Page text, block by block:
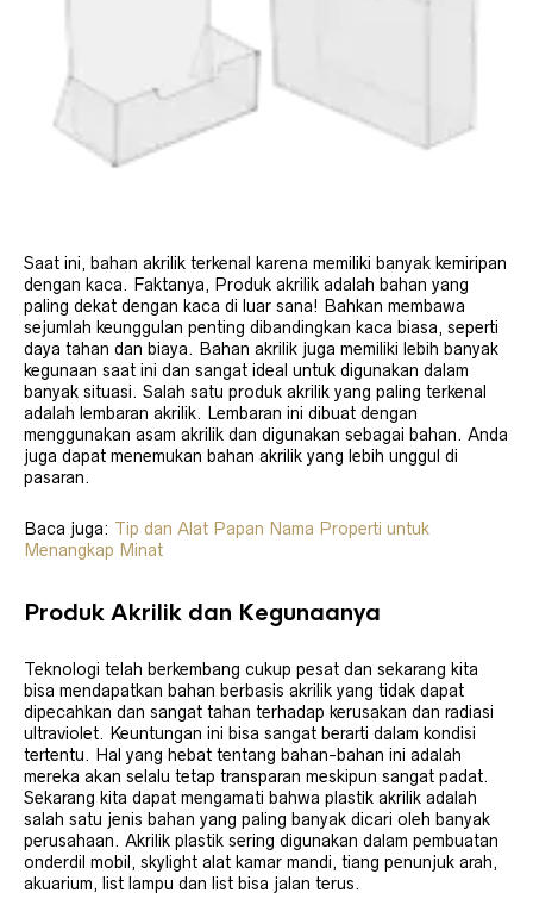
Saat ini, bahan akrilik terkenal karena memiliki banyak kemiripan
dengan kaca. Faktanya, Produk akrilik adalah bahan yang
paling dekat dengan kaca di luar sana! Bahkan membawa
sejumlah keunggulan penting dibandingkan kaca biasa, seperti
daya tahan dan biaya. Bahan akrilik juga memiliki lebih banyak
kegunaan saat ini dan sangat ideal untuk digunakan dalam
banyak situasi. Salah satu produk akrilik yang paling terkenal
adalah lembaran akrilik. Lembaran ini dibuat dengan
menggunakan asam akrilik dan digunakan sebagai bahan. Anda
juga dapat menemukan bahan akrilik yang lebih unggul di
pasaran.
Baca juga: Tip dan Alat Papan Nama Properti untuk
Menangkap Minat
Produk Akrilik dan Kegunaanya
Teknologi telah berkembang cukup pesat dan sekarang kita
bisa mendapatkan bahan berbasis akrilik yang tidak dapat
dipecahkan dan sangat tahan terhadap kerusakan dan radiasi
ultraviolet. Keuntungan ini bisa sangat berarti dalam kondisi
tertentu. Hal yang hebat tentang bahan-bahan ini adalah
mereka akan selalu tetap transparan meskipun sangat padat.
Sekarang kita dapat mengamati bahwa plastik akrilik adalah
salah satu jenis bahan yang paling banyak dicari oleh banyak
perusahaan. Akrilik plastik sering digunakan dalam pembuatan
onderdil mobil, skylight alat kamar mandi, tiang penunjuk arah,
akuarium, list lampu dan list bisa jalan terus.